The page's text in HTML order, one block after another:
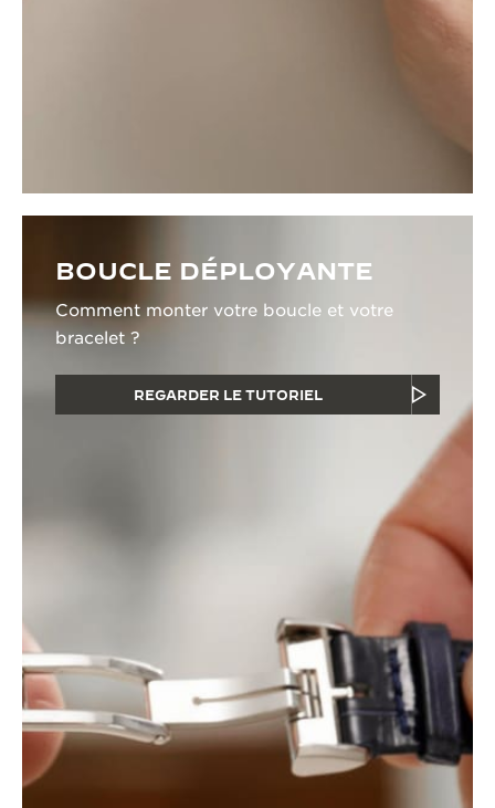
BOUCLE DÉPLOYANTE
Comment monter votre boucle et votre
bracelet ?
REGARDER LE TUTORIEL